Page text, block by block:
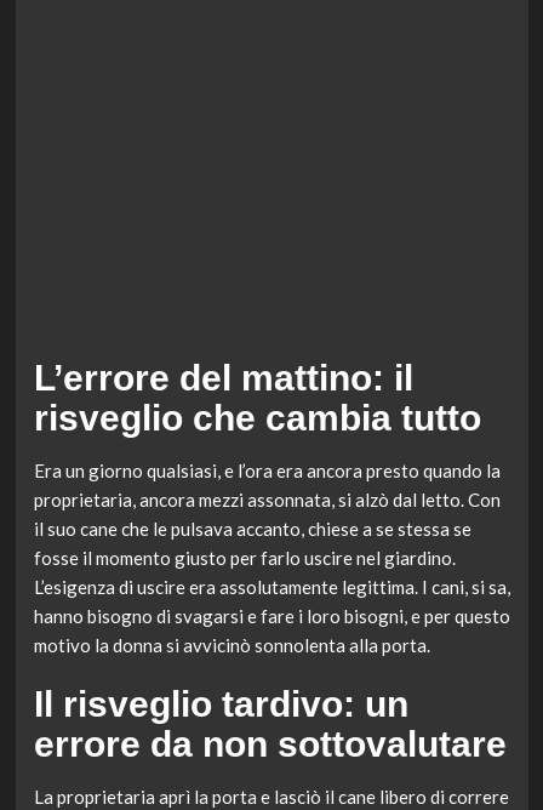
L’errore del mattino: il
risveglio che cambia tutto
Era un giorno qualsiasi, e l’ora era ancora presto quando la
proprietaria, ancora mezzi assonnata, si alzò dal letto. Con
il suo cane che le pulsava accanto, chiese a se stessa se
fosse il momento giusto per farlo uscire nel giardino.
L’esigenza di uscire era assolutamente legittima. I cani, si sa,
hanno bisogno di svagarsi e fare i loro bisogni, e per questo
motivo la donna si avvicinò sonnolenta alla porta.
Il risveglio tardivo: un
errore da non sottovalutare
La proprietaria aprì la porta e lasciò il cane libero di correre